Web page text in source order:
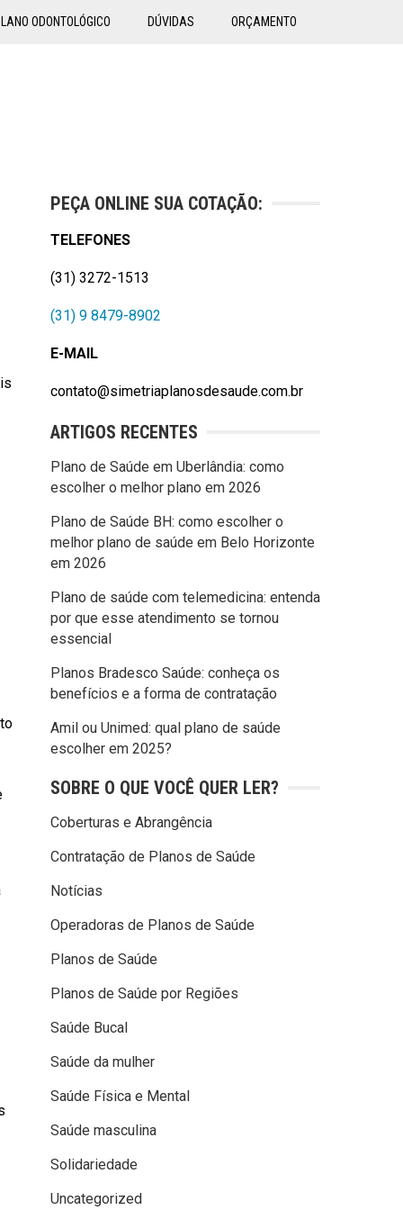
ODONTOLÓGICO DÚVIDAS ORÇAMENTO
PEÇA ONLINE SUA COTAÇÃO:
TELEFONES
(31) 3272-1513
(31) 9 8479-8902
E-MAIL
contato@simetriaplanosdesaude.com.br
ARTIGOS RECENTES
Plano de Saúde em Uberlândia: como
escolher o melhor plano em 2026
Plano de Saúde BH: como escolher o
melhor plano de saúde em Belo Horizonte
em 2026
Plano de saúde com telemedicina: entenda
por que esse atendimento se tornou
essencial
Planos Bradesco Saúde: conheça os
benefícios e a forma de contratação
Amil ou Unimed: qual plano de saúde
escolher em 2025?
SOBRE O QUE VOCÊ QUER LER?
Coberturas e Abrangência
Contratação de Planos de Saúde
Notícias
Operadoras de Planos de Saúde
Planos de Saúde
Planos de Saúde por Regiões
Saúde Bucal
Saúde da mulher
Saúde Física e Mental
Saúde masculina
Solidariedade
Uncategorized